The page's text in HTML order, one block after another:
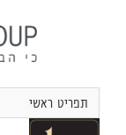
תפריט ראשי